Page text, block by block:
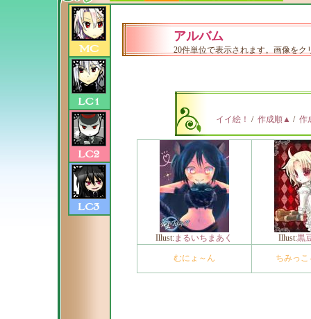
アルバム
20件単位で表示されます。画像を
イイ絵！ / 作成順▲ / 作
Illust:まるいちまあく Illust:黒
むにょ～ん ちみっ